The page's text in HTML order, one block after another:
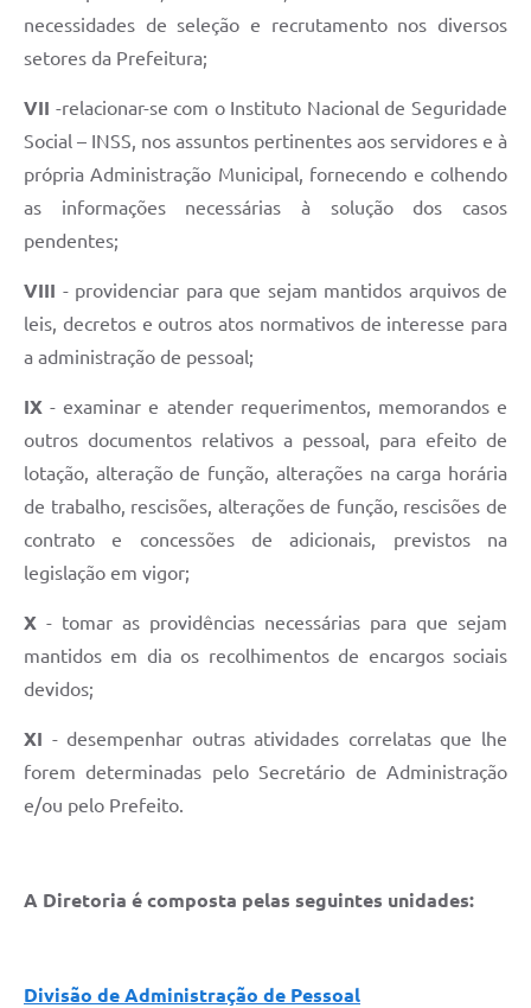
necessidades de seleção e recrutamento nos diversos
setores da Prefeitura;
VII -relacionar-se com o Instituto Nacional de Seguridade
Social – INSS, nos assuntos pertinentes aos servidores e à
própria Administração Municipal, fornecendo e colhendo
as informações necessárias à solução dos casos
pendentes;
VIII - providenciar para que sejam mantidos arquivos de
leis, decretos e outros atos normativos de interesse para
a administração de pessoal;
IX - examinar e atender requerimentos, memorandos e
outros documentos relativos a pessoal, para efeito de
lotação, alteração de função, alterações na carga horária
de trabalho, rescisões, alterações de função, rescisões de
contrato e concessões de adicionais, previstos na
legislação em vigor;
X - tomar as providências necessárias para que sejam
mantidos em dia os recolhimentos de encargos sociais
devidos;
XI - desempenhar outras atividades correlatas que lhe
forem determinadas pelo Secretário de Administração
e/ou pelo Prefeito.
A Diretoria é composta pelas seguintes unidades:
Divisão de Administração de Pessoal